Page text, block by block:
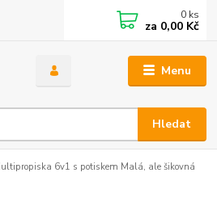
Menu
Hledat
0 ks
za 0,00 Kč
6v1 s potiskem Malá, ale šikovná